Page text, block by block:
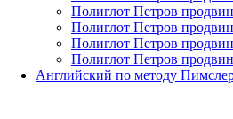
Полиглот Петров
Полиглот Петров
Полиглот Петров
Полиглот Петров
Английский по методу